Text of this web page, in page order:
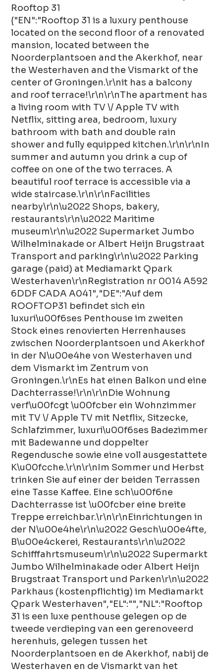
Rooftop 31
{"EN":"Rooftop 31 is a luxury penthouse
located on the second floor of a renovated
mansion, located between the
Noorderplantsoen and the Akerkhof, near
the Westerhaven and the Vismarkt of the
center of Groningen.\r\nit has a balcony
and roof terrace!\r\n\r\nThe apartment has
a living room with TV \/ Apple TV with
Netflix, sitting area, bedroom, luxury
bathroom with bath and double rain
shower and fully equipped kitchen.\r\n\r\nIn
summer and autumn you drink a cup of
coffee on one of the two terraces. A
beautiful roof terrace is accessible via a
wide staircase.\r\n\r\nFacilities
nearby\r\n\u2022 Shops, bakery,
restaurants\r\n\u2022 Maritime
museum\r\n\u2022 Supermarket Jumbo
Wilhelminakade or Albert Heijn Brugstraat
Transport and parking\r\n\u2022 Parking
garage (paid) at Mediamarkt Qpark
Westerhaven\r\nRegistration nr 0014 A592
6DDF CADA A041","DE":"Auf dem
ROOFTOP31 befindet sich ein
luxuri\u00f6ses Penthouse im zweiten
Stock eines renovierten Herrenhauses
zwischen Noorderplantsoen und Akerkhof
in der N\u00e4he von Westerhaven und
dem Vismarkt im Zentrum von
Groningen.\r\nEs hat einen Balkon und eine
Dachterrasse!\r\n\r\nDie Wohnung
verf\u00fcgt \u00fcber ein Wohnzimmer
mit TV \/ Apple TV mit Netflix, Sitzecke,
Schlafzimmer, luxuri\u00f6ses Badezimmer
mit Badewanne und doppelter
Regendusche sowie eine voll ausgestattete
K\u00fcche.\r\n\r\nIm Sommer und Herbst
trinken Sie auf einer der beiden Terrassen
eine Tasse Kaffee. Eine sch\u00f6ne
Dachterrasse ist \u00fcber eine breite
Treppe erreichbar.\r\n\r\nEinrichtungen in
der N\u00e4he\r\n\u2022 Gesch\u00e4fte,
B\u00e4ckerei, Restaurants\r\n\u2022
Schifffahrtsmuseum\r\n\u2022 Supermarkt
Jumbo Wilhelminakade oder Albert Heijn
Brugstraat Transport und Parken\r\n\u2022
Parkhaus (kostenpflichtig) im Mediamarkt
Qpark Westerhaven","EL":"","NL":"Rooftop
31 is een luxe penthouse gelegen op de
tweede verdieping van een gerenoveerd
herenhuis, gelegen tussen het
Noorderplantsoen en de Akerkhof, nabij de
Westerhaven en de Vismarkt van het